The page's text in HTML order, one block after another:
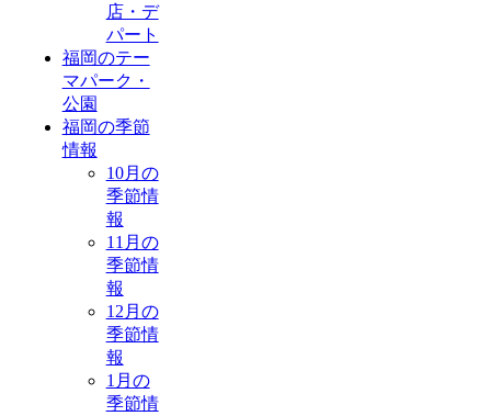
店・デ
パート
福岡のテー
マパーク・
公園
福岡の季節
情報
10月の
季節情
報
11月の
季節情
報
12月の
季節情
報
1月の
季節情